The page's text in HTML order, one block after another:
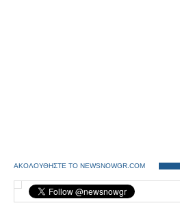
ΑΚΟΛΟΥΘΗΣΤΕ ΤΟ NEWSNOWGR.COM